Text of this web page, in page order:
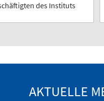
des Instituts
AKTUELLE